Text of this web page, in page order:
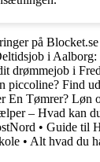
på Blocket.se
i
drømmejob i
piccoline? Find
En Tømrer? Løn
– Hvad kan
• Guide til
• Alt hvad du